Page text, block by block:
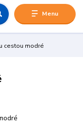
Menu
cestou modré